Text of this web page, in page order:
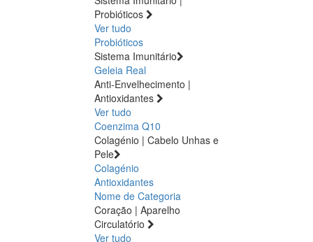
Probióticos
Ver tudo
Probióticos
Sistema Imunitário
Geleia Real
Anti-Envelhecimento |
Antioxidantes
Ver tudo
Coenzima Q10
Colagénio | Cabelo Unhas e
Pele
Colagénio
Antioxidantes
Nome de Categoria
Coração | Aparelho
Circulatório
Ver tudo